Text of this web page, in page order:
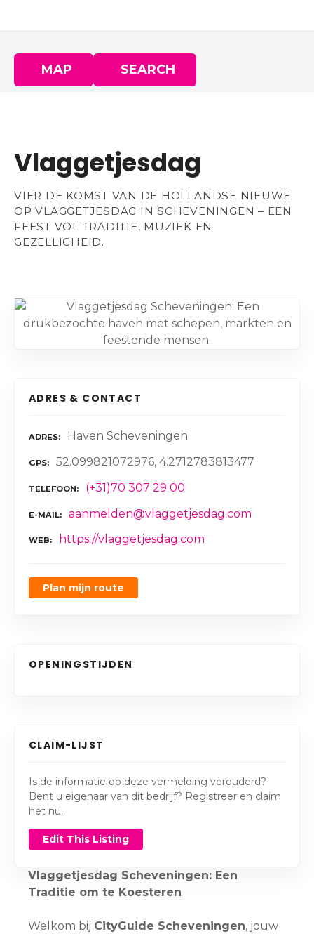
MAP SEARCH
Vlaggetjesdag
VIER DE KOMST VAN DE HOLLANDSE NIEUWE
OP VLAGGETJESDAG IN SCHEVENINGEN – EEN
FEEST VOL TRADITIE, MUZIEK EN
GEZELLIGHEID.
ADRES & CONTACT
ADRES Haven Scheveningen
GPS 52.099821072976, 4.2712783813477
TELEFOON (+31)70 307 29 00
E-MAIL aanmelden@vlaggetjesdag.com
WEB https://vlaggetjesdag.com
Plan mijn route
OPENINGSTIJDEN
CLAIM-LIJST
Is de informatie op deze vermelding verouderd?
Bent u eigenaar van dit bedrijf? Registreer en claim
het nu.
Edit This Listing
Vlaggetjesdag Scheveningen: Een
Traditie om te Koesteren
Welkom bij CityGuide Scheveningen, jouw